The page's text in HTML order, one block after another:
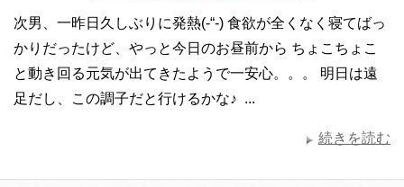
次男、一昨日久しぶりに発熱(-“-) 食欲が全くなく寝てばっ
かりだったけど、やっと今日のお昼前から ちょこちょこ
と動き回る元気が出てきたようで一安心。。。 明日は遠
足だし、この調子だと行けるかな♪ ...
続きを読む